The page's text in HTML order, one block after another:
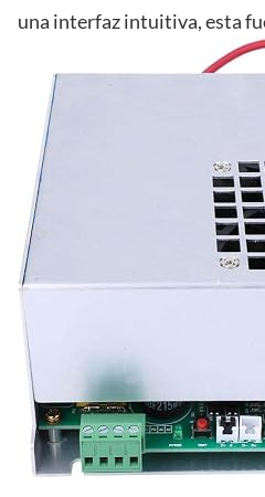
una interfaz intuitiva, esta